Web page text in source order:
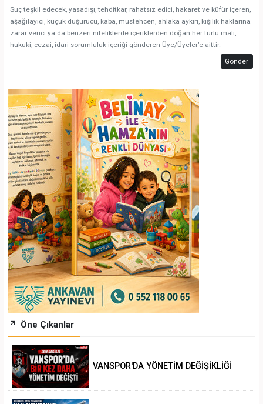
Suç teşkil edecek, yasadışı, tehditkar, rahatsız edici, hakaret ve küfür içeren,
aşağılayıcı, küçük düşürücü, kaba, müstehcen, ahlaka aykırı, kişilik haklarına
zarar verici ya da benzeri niteliklerde içeriklerden doğan her türlü mali,
hukuki, cezai, idari sorumluluk içeriği gönderen Üye/Üyeler’e aittir.
Gönder
Öne Çıkanlar
VANSPOR'DA YÖNETİM DEĞİŞİKLİĞİ